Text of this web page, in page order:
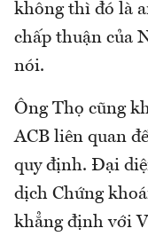
không thì đó là
chấp thuận của
nói.
Ông Thọ cũng
ACB liên quan
quy định. Đại
dịch Chứng
khẳng định với